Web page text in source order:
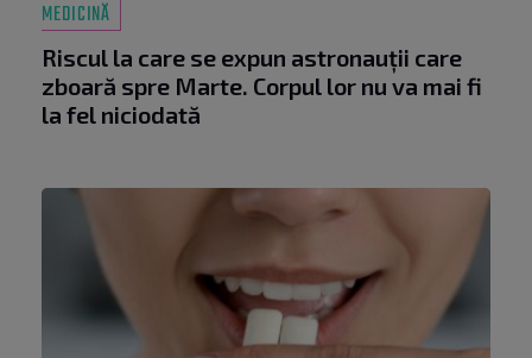
MEDICINĂ
Riscul la care se expun astronauții care
zboară spre Marte. Corpul lor nu va mai fi
la fel niciodată